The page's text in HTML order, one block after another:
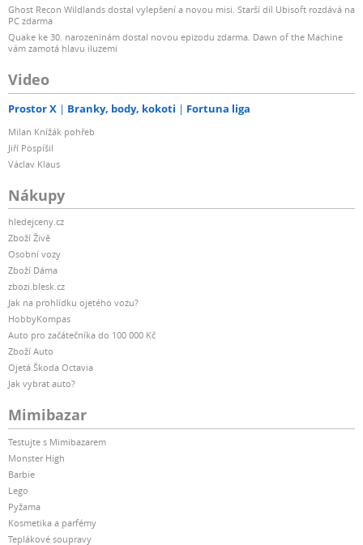
Ghost Recon Wildlands dostal vylepšení a novou misi. Starší díl Ubisoft rozdává na
PC zdarma
Quake ke 30. narozeninám dostal novou epizodu zdarma. Dawn of the Machine
vám zamotá hlavu iluzemi
Video
Prostor X Branky, body, kokoti Fortuna liga
Milan Knížák pohřeb
Jiří Pospíšil
Václav Klaus
Nákupy
hledejceny.cz
Zboží Živě
Osobní vozy
Zboží Dáma
zbozi.blesk.cz
Jak na prohlídku ojetého vozu?
HobbyKompas
Auto pro začátečníka do 100 000 Kč
Zboží Auto
Ojetá Škoda Octavia
Jak vybrat auto?
Mimibazar
Testujte s Mimibazarem
Monster High
Barbie
Lego
Pyžama
Kosmetika a parfémy
Teplákové soupravy